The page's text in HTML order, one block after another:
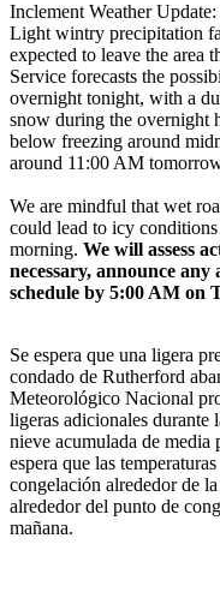
Inclement Weather
Light wintry precipitation
expected to leave the area
Service forecasts the
overnight tonight, with a
snow during the overnight
below freezing around
around 11:00 AM
We are mindful that wet
could lead to icy
morning. We will assess
necessary, announce
schedule by 5:00 AM on
Se espera que una ligera
condado de Rutherford
Meteorológico Nacional
ligeras adicionales durante
nieve acumulada de media
espera que las
congelación alrededor de
alrededor del punto de
mañana.